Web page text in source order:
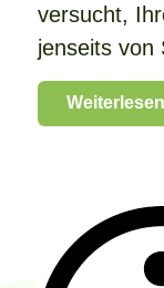
versucht,
jenseits von